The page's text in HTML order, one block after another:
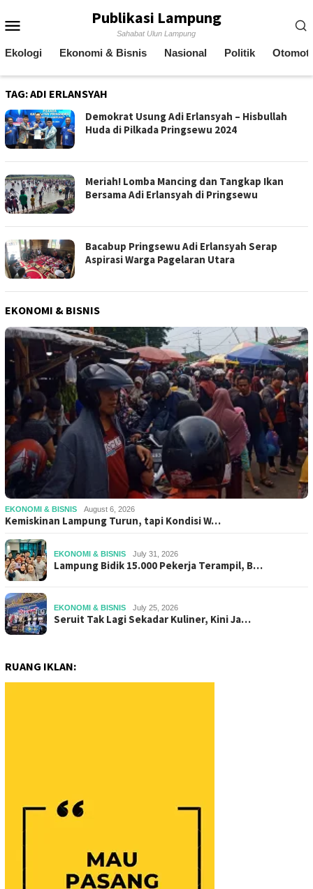
to
Publikasi Lampung
Sahabat Ulun Lampung
Ekologi Ekonomi & Bisnis Nasional Politik
TAG:ADI ERLANSYAH
Demokrat Usung Adi Erlansyah – Hisbullah
Huda di Pilkada Pringsewu 2024
Meriah! Lomba Mancing dan Tangkap Ikan
Bersama Adi Erlansyah di Pringsewu
Bacabup Pringsewu Adi Erlansyah Serap
Aspirasi Warga Pagelaran Utara
EKONOMI & BISNIS
EKONOMI & BISNIS August 6, 2026
Kemiskinan Lampung Turun, tapi Kondisi W…
EKONOMI & BISNIS July 31, 2026
Lampung Bidik 15.000 Pekerja Terampil, B…
EKONOMI & BISNIS July 25, 2026
Seruit Tak Lagi Sekadar Kuliner, Kini Ja…
RUANG IKLAN: